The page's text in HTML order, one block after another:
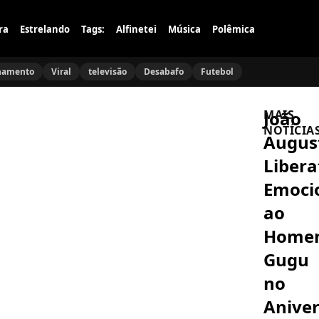
Estrelando Tags: Alfinetei Música Polêmica
Viral televisão Desabafo Futebol
João
ao
Gugu
no
MAIS
BRASIL
Lula
retoma
com
sobre
PEC
polêmica
escala
FAMOSOS
Maria
Braga
lidera
dos
Festival